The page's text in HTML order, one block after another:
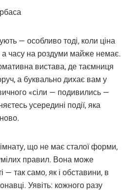
— особливо тоді, коли ціна
а часу на роздуми майже немає.
вистава, де таємниця
а буквально дихає вам у
«сіли — подивились —
усередині події, яка
що не має сталої форми,
правил. Вона може
— так само, як і обставини, в
Уявіть: кожного разу